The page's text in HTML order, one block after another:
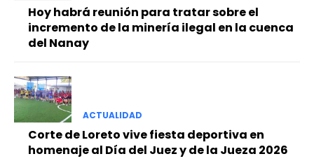
Hoy habrá reunión para tratar sobre el
incremento de la minería ilegal en la cuenca
del Nanay
ACTUALIDAD
Corte de Loreto vive fiesta deportiva en
homenaje al Día del Juez y de la Jueza 2026